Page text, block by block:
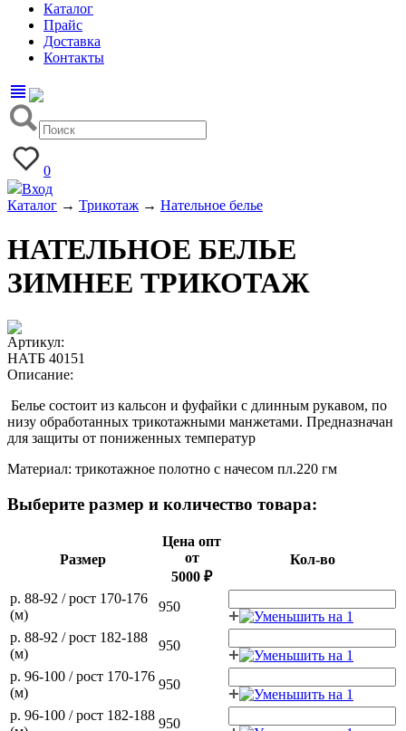
Каталог
Прайс
Доставка
Контакты
view_headline
0
Вход
Каталог → Трикотаж → Нательное белье
НАТЕЛЬНОЕ БЕЛЬЕ
ЗИМНЕЕ ТРИКОТАЖ
Артикул:
НАТБ 40151
Описание:
Белье состоит из кальсон и фуфайки с длинным рукавом, по
низу обработанных трикотажными манжетами. Предназначан
для защиты от пониженных температур
Материал: трикотажное полотно с начесом пл.220 гм
Выберите размер и количество товара:
Размер
Цена опт
от
5000 ₽
Кол-во
р. 88-92 / рост 170-176
(м)
950
р. 88-92 / рост 182-188
(м)
950
р. 96-100 / рост 170-176
(м)
950
р. 96-100 / рост 182-188
950